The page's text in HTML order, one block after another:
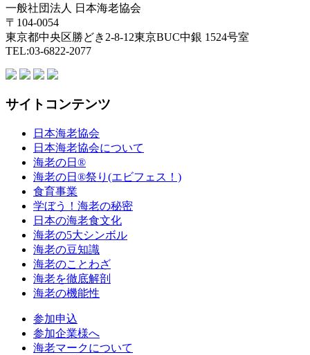
一般社団法人 日本海老協会
〒104-0054
東京都中央区勝どき2-8-12東京BUC中銀 1524号室
TEL:03-6822-2077
サイトコンテンツ
日本海老協会
日本海老協会について
海老の日®
海老の日®祭り(エビフェス！)
食育事業
学ぼう！海老の秘密
日本の海老食文化
海老の5大シンボル
海老の豆知識
海老のことわざ
海老を徹底解剖
海老の機能性
参加申込
参加企業様へ
海老マークについて